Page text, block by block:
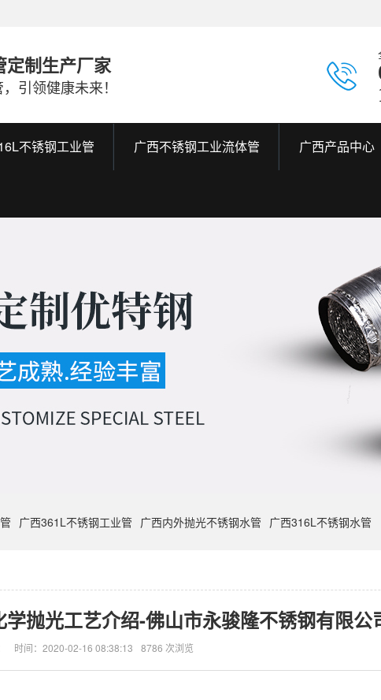
定制生产厂家
引领健康未来！
不锈钢工业管 广西不锈钢工业流体管 广西产品中心
广西361L不锈钢工业管 广西内外抛光不锈钢水管 广西316L不锈钢水管
抛光工艺介绍-佛山市永骏隆不锈钢有限公
时间：2020-02-16 08:38:13 8786 次浏览